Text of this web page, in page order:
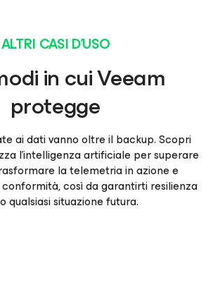
ALTRI CASI D’USO
in cui Veeam
protegge
ai dati vanno oltre il backup. Scopri
l'intelligenza artificiale per superare
la telemetria in azione e
così da garantirti resilienza
qualsiasi situazione futura.